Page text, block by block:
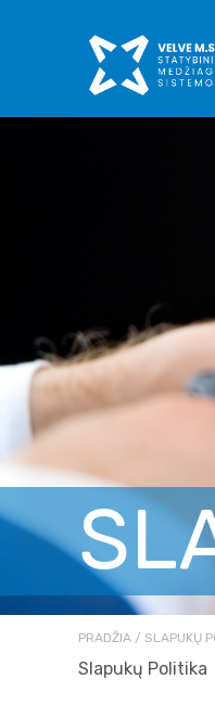
PRADŽIA SLAPUKŲ
Slapukų Politika